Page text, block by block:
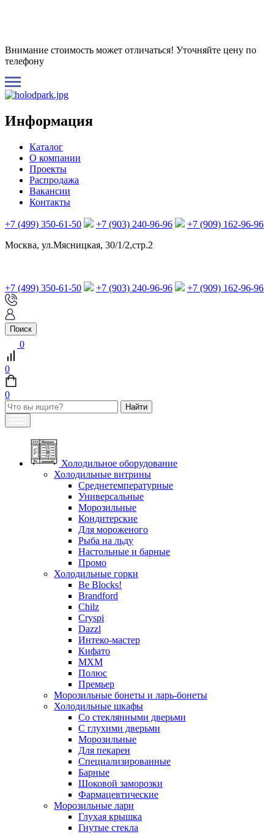
Внимание стоимость может отличаться! Уточняйте цену по
телефону
Информация
Каталог
О компании
Проекты
Распродажа
Вакансии
Контакты
+7 (499) 350-61-50 +7 (903) 240-96-96
+7 (909) 162-96-96
Москва, ул.Мясницкая, 30/1/2,стр.2
+7 (499) 350-61-50 +7 (903) 240-96-96 +7 (909) 162-96-96
Поиск
0
0
0
Холодильное оборудование
Холодильные витрины
Среднетемпературные
Универсальные
Морозильные
Кондитерские
Для мороженого
Рыба на льду
Настольные и барные
Промо
Холодильные горки
Be Blocks!
Brandford
Chilz
Cryspi
Dazzl
Интеко-мастер
Кифато
МХМ
Полюс
Премьер
Морозильные бонеты и ларь-бонеты
Холодильные шкафы
Со стеклянными дверьми
С глухими дверьми
Морозильные
Для пекарен
Специализированные
Барные
Шоковой заморозки
Фармацевтические
Морозильные лари
Глухая крышка
Гнутые стекла